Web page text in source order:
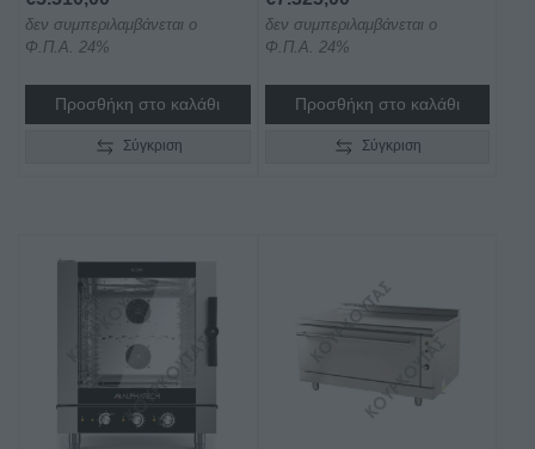
δεν συμπεριλαμβάνεται ο
Φ.Π.Α. 24%
Προσθήκη στο καλάθι
Σύγκριση
δεν συμπεριλαμβάνεται ο
Φ.Π.Α. 24%
Προσθήκη στο καλάθι
Σύγκριση